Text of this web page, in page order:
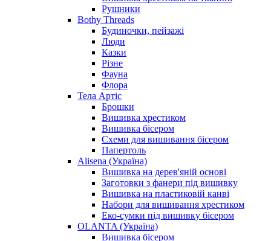
Рушники
Bothy Threads
Будиночки, пейзажі
Люди
Казки
Різне
Фауна
Флора
Тела Артіс
Брошки
Вишивка хрестиком
Вишивка бісером
Схеми для вишивання бісером
Папертоль
Alisena (Україна)
Вишивка на дерев'яній основі
Заготовки з фанери під вишивку
Вишивка на пластиковій канві
Набори для вишивання хрестиком
Еко-сумки під вишивку бісером
OLANTA (Україна)
Вишивка бісером